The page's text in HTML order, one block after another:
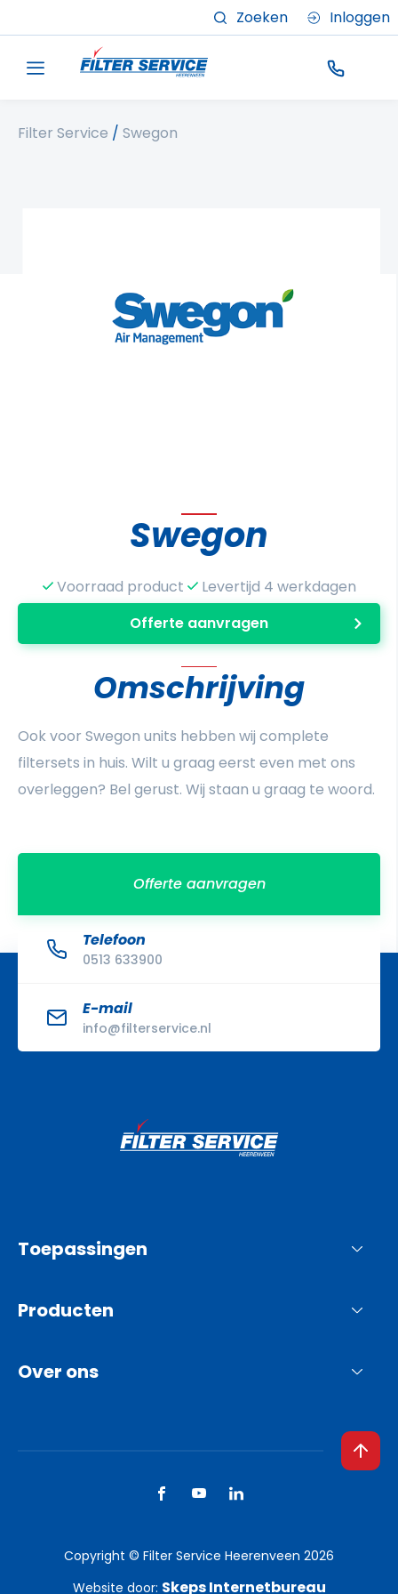
Zoeken Inloggen
Filter Service / Swegon
Swegon
Voorraad product
Levertijd 4 werkdagen
Offerte aanvragen
Omschrijving
Ook voor Swegon units hebben wij complete
filtersets in huis. Wilt u graag eerst even met ons
overleggen? Bel gerust. Wij staan u graag te woord.
Offerte aanvragen
Telefoon
0513 633900
E-mail
info@filterservice.nl
Toepassingen
Producten
Over ons
Copyright © Filter Service Heerenveen 2026
Website door: Skeps Internetbureau